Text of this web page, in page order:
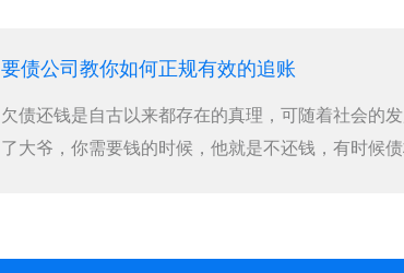
要债公司教你如何正规有效的追账
欠债还钱是自古以来都存在的真理，可随着社会的
了大爷，你需要钱的时候，他就是不还钱，有时候